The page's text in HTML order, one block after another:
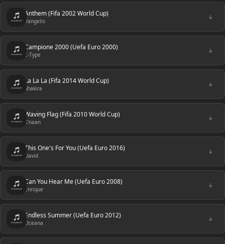
Anthem (Fifa 2002 World Cup)
Vangelis
↓
Campione 2000 (Uefa Euro 2000)
E-Type
↓
La La La (Fifa 2014 World Cup)
Shakira
↓
Waving Flag (Fifa 2010 World Cup)
K'naan
↓
This One's For You (Uefa Euro 2016)
David
↓
Can You Hear Me (Uefa Euro 2008)
Enrique
↓
Endless Summer (Uefa Euro 2012)
Oceana
↓